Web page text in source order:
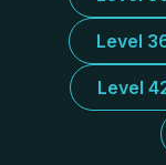
Level
Level